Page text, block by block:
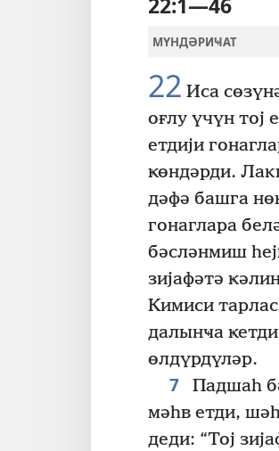
МҮНДӘРИҸАТ
22 Иса
оғлу үчүн тој
етдији
ҝөндәрди.
дәфә башга
гонаглара
бәсләнмиш
зијафәтә
Кимиси
далынҹа
өлдүрдүләр.
7
Падшаһ
мәһв етди,
деди: “Тој